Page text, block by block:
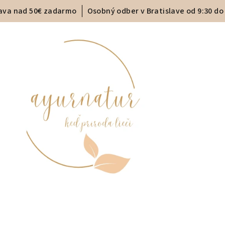
nad 50€ zadarmo Osobný odber v Bratislave od 9:30 do